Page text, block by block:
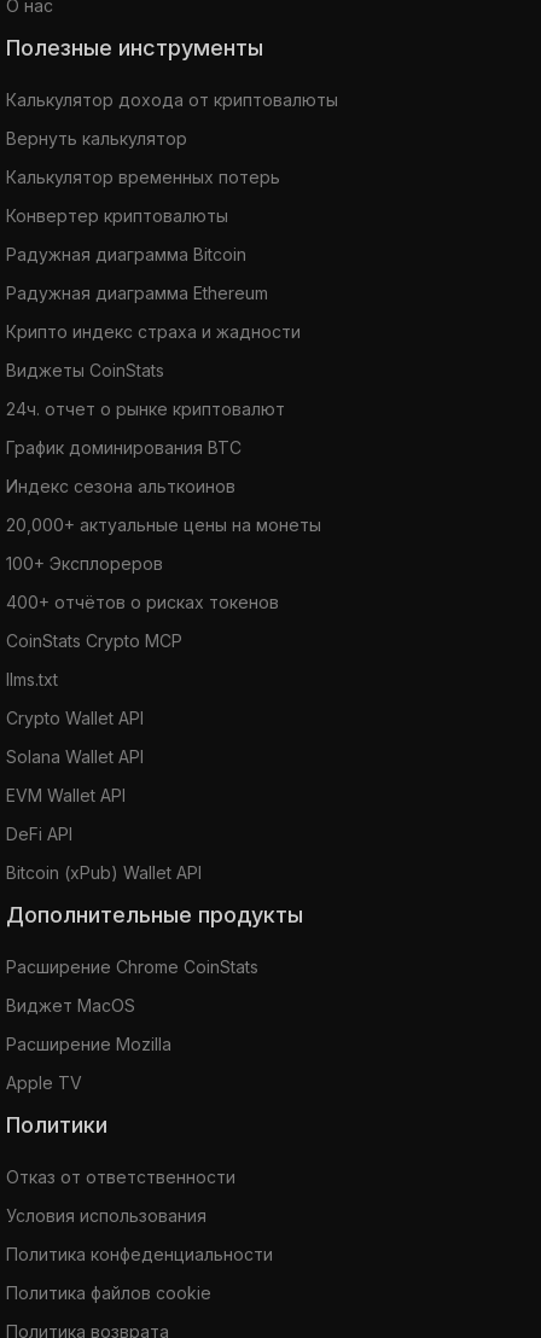
О нас
Полезные инструменты
Калькулятор дохода от криптовалюты
Вернуть калькулятор
Калькулятор временных потерь
Конвертер криптовалюты
Радужная диаграмма Bitcoin
Радужная диаграмма Ethereum
Крипто индекс страха и жадности
Виджеты CoinStats
24ч. отчет о рынке криптовалют
График доминирования BTC
Индекс сезона альткоинов
20,000+ актуальные цены на монеты
100+ Эксплореров
400+ отчётов о рисках токенов
CoinStats Crypto MCP
llms.txt
Crypto Wallet API
Solana Wallet API
EVM Wallet API
DeFi API
Bitcoin (xPub) Wallet API
Дополнительные продукты
Расширение Chrome CoinStats
Виджет MacOS
Расширение Mozilla
Apple TV
Политики
Отказ от ответственности
Условия использования
Политика конфеденциальности
Политика файлов cookie
Политика возврата